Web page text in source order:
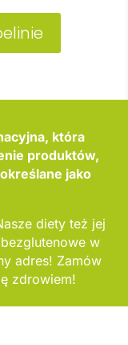
która
produktów,
jako
diety też jej
w
adres! Zamów
zdrowiem!